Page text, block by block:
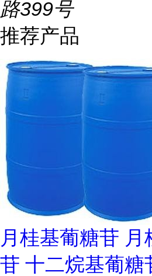
路399号
推荐产品
月桂基葡糖苷 月
苷 十二烷基葡糖